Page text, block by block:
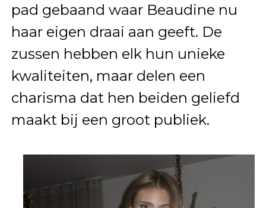
pad gebaand waar Beaudine nu
haar eigen draai aan geeft. De
zussen hebben elk hun unieke
kwaliteiten, maar delen een
charisma dat hen beiden geliefd
maakt bij een groot publiek.